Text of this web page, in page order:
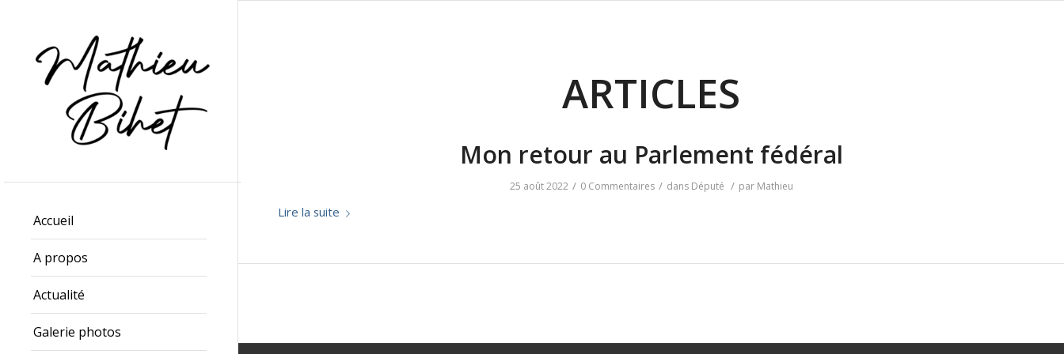
Accueil
A propos
Actualité
Galerie photos
ARTICLES
Mon retour au Parlement fédéral
25 août 2022 / 0 Commentaires / dans Député / par Mathieu
Lire la suite